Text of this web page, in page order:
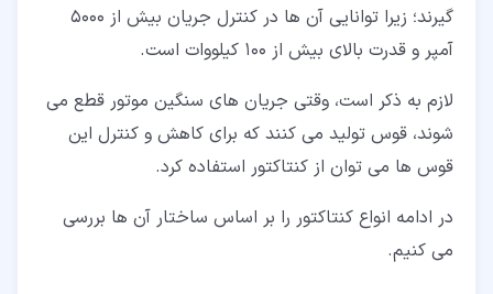
گیرند؛ زیرا توانایی آن ها در کنترل جریان بیش از 5000
آمپر و قدرت بالای بیش از 100 کیلووات است.
لازم به ذکر است، وقتی جریان های سنگین موتور قطع می
شوند، قوس تولید می کنند که برای کاهش و کنترل این
قوس ها می توان از کنتاکتور استفاده کرد.
در ادامه انواع کنتاکتور را بر اساس ساختار آن ها بررسی
می کنیم.